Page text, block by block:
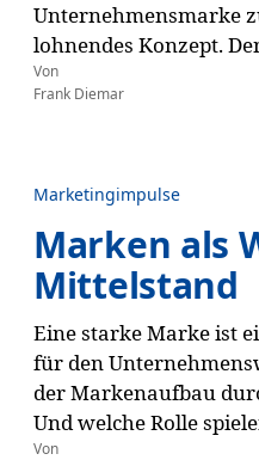
Unternehmensmarke
lohnendes Konzept.
Von
Frank Diemar
Marketingimpulse
Marken als
Mittelstand
Eine starke Marke ist
für den
der Markenaufbau
Und welche Rolle
Von